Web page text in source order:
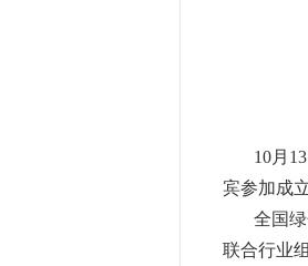
10月
宾参加成
全国
联合行业